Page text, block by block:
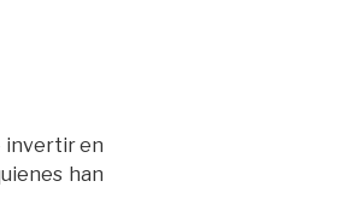
invertir en
han